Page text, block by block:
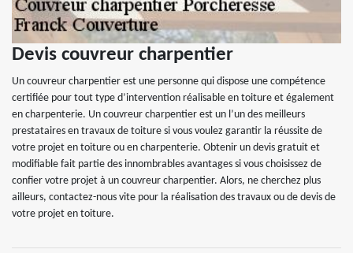
Devis couvreur charpentier
Un couvreur charpentier est une personne qui dispose une compétence
certifiée pour tout type d’intervention réalisable en toiture et également
en charpenterie. Un couvreur charpentier est un l’un des meilleurs
prestataires en travaux de toiture si vous voulez garantir la réussite de
votre projet en toiture ou en charpenterie. Obtenir un devis gratuit et
modifiable fait partie des innombrables avantages si vous choisissez de
confier votre projet à un couvreur charpentier. Alors, ne cherchez plus
ailleurs, contactez-nous vite pour la réalisation des travaux ou de devis de
votre projet en toiture.